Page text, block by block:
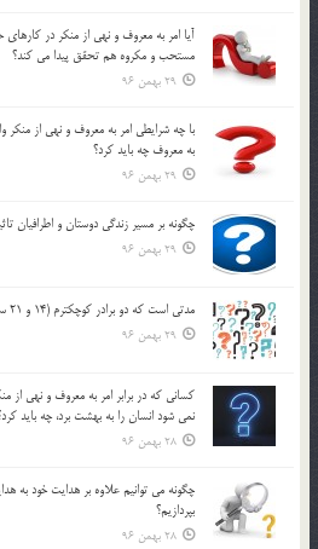
آيا امر به معروف و نهي از منكر در
مستحب و مكروه هم تحقق پيدا مي كند؟
29 بهمن 96
با چه شرايطي امر به معروف و نهي از منکر
به معروف چه بايد کرد؟
29 بهمن 96
چگونه بر مسير زندگي دوستان و اطرافيان
29 بهمن 96
مدتي است كه دو برادر كوچكترم (14 و 21 ساله) با گرفتن چند CD …
29 بهمن 96
كساني كه در برابر امر به معروف و نهي از
نمي شود انسان را به بهشت برد، چه بايد
28 بهمن 96
چگونه مي توانيم علاوه بر هدايت خود به
بپردازيم؟
28 بهمن 96